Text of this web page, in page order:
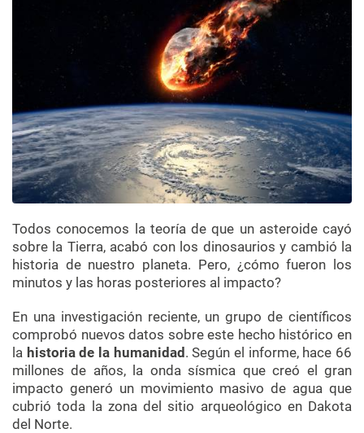
Todos conocemos la teoría de que un asteroide cayó
sobre la Tierra, acabó con los dinosaurios y cambió la
historia de nuestro planeta. Pero, ¿cómo fueron los
minutos y las horas posteriores al impacto?
En una investigación reciente, un grupo de científicos
comprobó nuevos datos sobre este hecho histórico en
la historia de la humanidad. Según el informe, hace 66
millones de años, la onda sísmica que creó el gran
impacto generó un movimiento masivo de agua que
cubrió toda la zona del sitio arqueológico en Dakota
del Norte.